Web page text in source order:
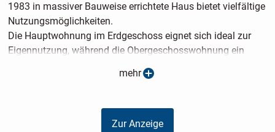
1983 in massiver Bauweise errichtete Haus bietet vielfältige
Nutzungsmöglichkeiten.
Die Hauptwohnung im Erdgeschoss eignet sich ideal zur
Eigennutzung, während die Obergeschosswohnung ein
attraktives Vermietungspotenzial mit einer monatliche
Kaltmiete von 620,00 € bietet.
Vermietung beider Einheiten eine interessante Kapitalanlage
mehr
Zur Anzeige